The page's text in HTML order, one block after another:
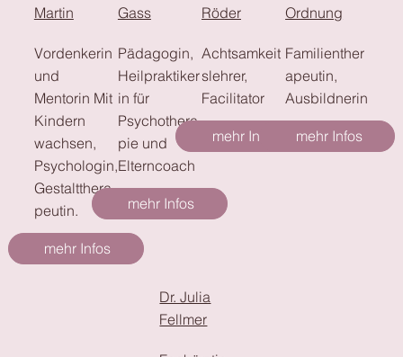
Martin
Vordenkerin
und
Mentorin Mit
Kindern
wachsen,
Psychologin,
Gestaltthera
peutin.
mehr Infos
Gass
Pädagogin,
Heilpraktiker
in für
Psychothera
pie und
Elterncoach
mehr Infos
Röder
Achtsamkeit
slehrer,
Facilitator
mehr Infos
Ordnung
Familienther
apeutin,
Ausbildnerin
mehr Infos
Dr. Julia
Fellmer